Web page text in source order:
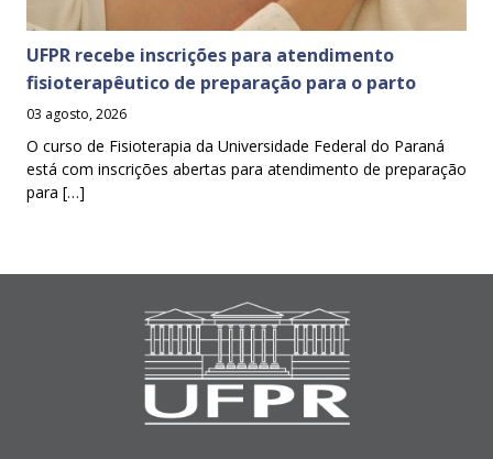
UFPR recebe inscrições para atendimento
fisioterapêutico de preparação para o parto
03 agosto, 2026
O curso de Fisioterapia da Universidade Federal do Paraná
está com inscrições abertas para atendimento de preparação
para […]